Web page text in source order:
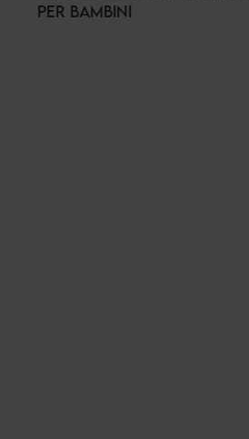
PER BAMBINI